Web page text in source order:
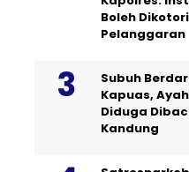
Boleh Dikotori
Pelanggaran
Subuh
Kapuas,
Diduga
Kandung